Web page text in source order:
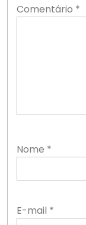
Comentário *
Nome *
E-mail *